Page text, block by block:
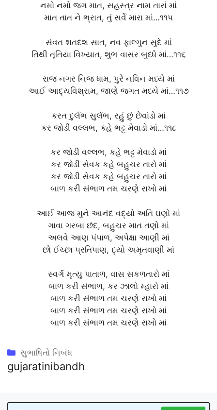
નમો નમો જગ માત, સહસ્ત્ર નામ તારાં માં
માત તાત ને ભ્રાત, તું સર્વે મારા માં…૧૧૫
સંવત શતદશ સાત, નવ ફાલ્ગુન સુદે માં
તિથી તૃતિયા વિખ્યાત, શુભ વાસર બુધ્ધે માં…૧૧૬
રાજ નગર નિજ ધામ, પુરે નવિન મધ્યે માં
આઈ આદ્યવિશ્રામ, જાણે જગત મધ્યે માં…૧૧૭
કરત દુર્લભ સુર્લભ, રહું છું છેવાંડો માં
કર જોડી વલ્લભ, કહે ભટ્ટ મેવાડો માં…૧૧૮
કર જોડી વલ્લભ, કહે ભટ્ટ મેવાડો માં
કર જોડી સેવક કહે બહુચર તારો માં
કર જોડી સેવક કહે બહુચર તારો માં
બાળ કરી સંભાળ તમ ચરણે રાખો માં
આઈ આજ મુને આનંદ વદ્યો અતિ ઘણો માં
ગાવા ગરબા છંદ, બહુચર માત તણો માં
અલવે આણ પંપાળ, અપેક્ષા આણી માં
છો ઈચ્છા પ્રતિપાણ, દ્યો અમૃતવાણી માં
સ્વર્ગ મૃત્યુ પાતાળ, વાસ સકળતારો માં
બાળ કરી સંભાળ, કર ઝાલો મ્હારો માં
બાળ કરી સંભાળ તમ ચરણે રાખો માં
બાળ કરી સંભાળ તમ ચરણે રાખો માં
બાળ કરી સંભાળ તમ ચરણે રાખો માં
Categories
સુભાષિતો નિબંધ
gujaratinibandh